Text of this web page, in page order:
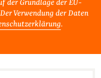
der Grundlage der EU-
Verwendung der Daten
.